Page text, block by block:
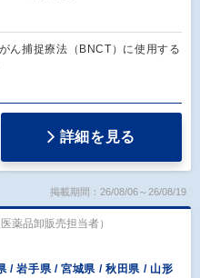
ん捕捉療法（BNCT）に使用する
詳細を見る
掲載期間：26/08/06～26/08/19
薬品卸販売担当者）
/ 岩手県 / 宮城県 / 秋田県 / 山形